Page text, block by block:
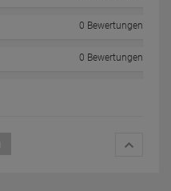
0 Bewertungen
0 Bewertungen